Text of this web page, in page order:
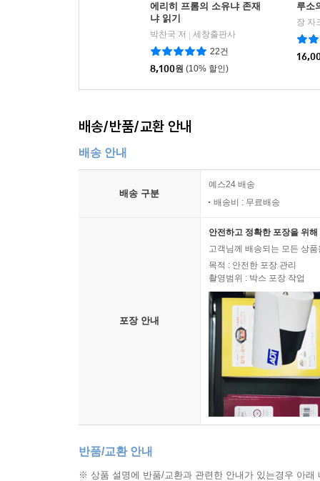
에리히 프롬의 소유냐 존재
냐 읽기
박찬국 저
세창출판사
22건
8,100원 (10% 할인)
루소
장 자
배송/반품/교환 안내
배송 안내
배송 구분
예스24 배송
배송비 : 무료배송
포장 안내
안전하고 정확한 포장을 위
고객님께 배송되는 모든 상
목적 : 안전한 포장 관리
촬영범위 : 박스 포장 작업
반품/교환 안내
※ 상품 설명에 반품/교환과 관련한 안내가 있는경우 아